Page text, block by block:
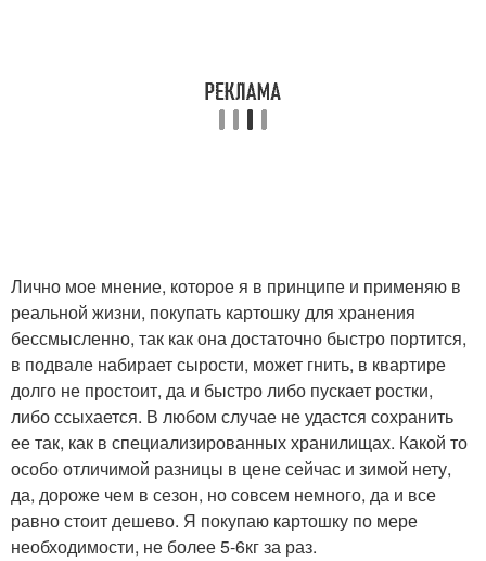
Лично мое мнение, которое я в принципе и применяю в
реальной жизни, покупать картошку для хранения
бессмысленно, так как она достаточно быстро портится,
в подвале набирает сырости, может гнить, в квартире
долго не простоит, да и быстро либо пускает ростки,
либо ссыхается. В любом случае не удастся сохранить
ее так, как в специализированных хранилищах. Какой то
особо отличимой разницы в цене сейчас и зимой нету,
да, дороже чем в сезон, но совсем немного, да и все
равно стоит дешево. Я покупаю картошку по мере
необходимости, не более 5-6кг за раз.